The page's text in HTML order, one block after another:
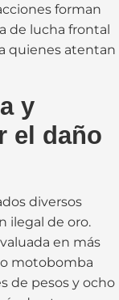
forman
de lucha frontal
quienes atentan
y
el daño
diversos
ilegal de oro.
en más
motobomba
de pesos y ocho